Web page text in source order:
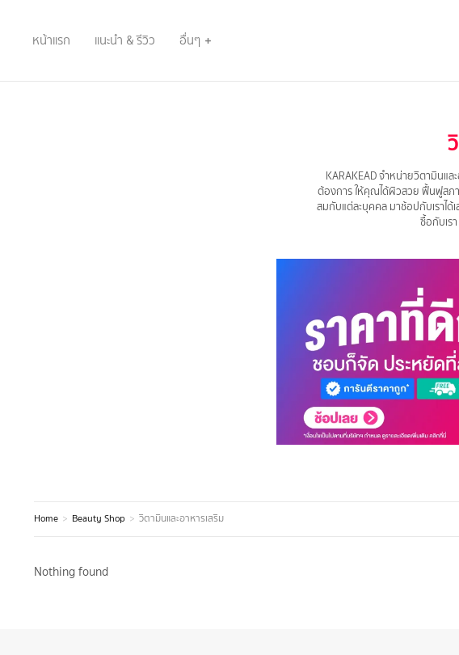
หน้าแรก แนะนำ & รีวิว อื่นๆ
KARAKEAD จำหน่ายวิตามิน
ต้องการ ให้คุณได้ผิวสวย ฟื้นฟูสภา
สมกับแต่ละบุคคล มาช้อปกับเราไ
ซื้อกับเร
You are here:
Home Beauty Shop วิตามินและอาหารเสริม
Nothing found